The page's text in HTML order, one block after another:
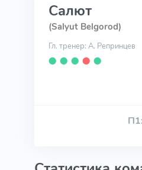
Салют
(Salyut Belgorod)
Гл. тренер: А. Репринцев
⬤ ⬤ ⬤ ⬤ ⬤
П1: